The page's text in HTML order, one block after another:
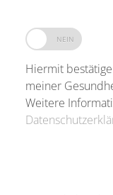
Hiermit
meiner
Weitere